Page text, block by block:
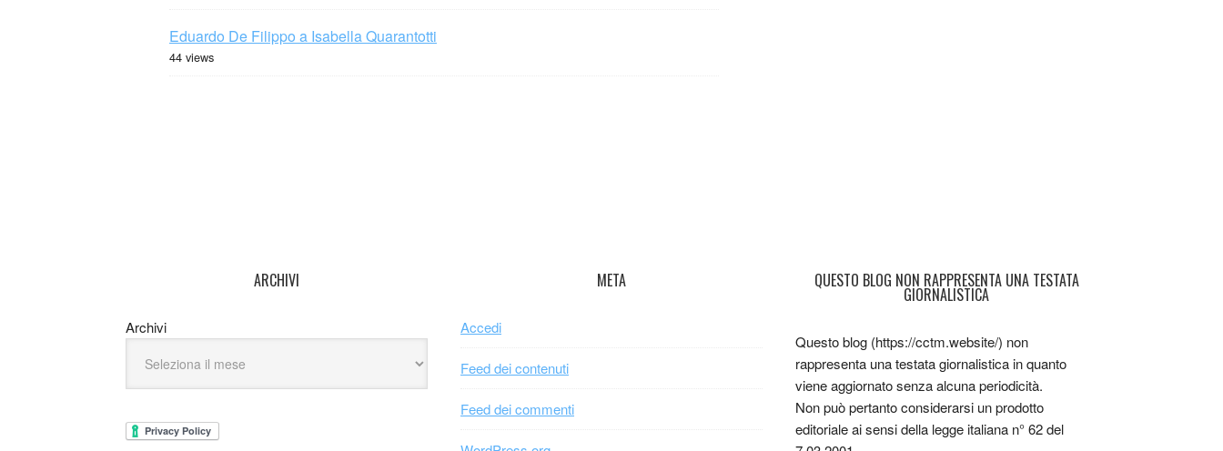
Eduardo De Filippo a Isabella Quarantotti
44 views
ARCHIVI
Archivi
META
Accedi
Feed dei contenuti
Feed dei commenti
QUESTO BLOG NON RAPPRESENTA UNA TESTATA
GIORNALISTICA
Questo blog (https://cctm.website/) non
rappresenta una testata giornalistica in quanto
viene aggiornato senza alcuna periodicità.
Non può pertanto considerarsi un prodotto
editoriale ai sensi della legge italiana n° 62 del